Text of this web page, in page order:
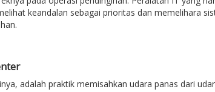
keandalan sebagai prioritas dan memelihara
adalah praktik memisahkan udara panas dari